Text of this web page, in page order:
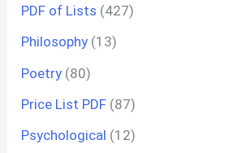
PDF of Lists (427)
Philosophy (13)
Poetry (80)
Price List PDF (87)
Psychological (12)